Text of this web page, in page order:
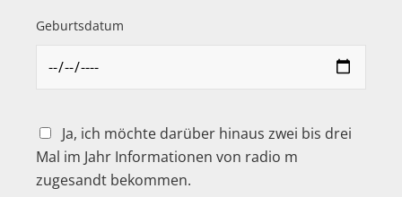
Geburtsdatum
Ja, ich möchte darüber hinaus zwei bis drei
Mal im Jahr Informationen von radio m
zugesandt bekommen.